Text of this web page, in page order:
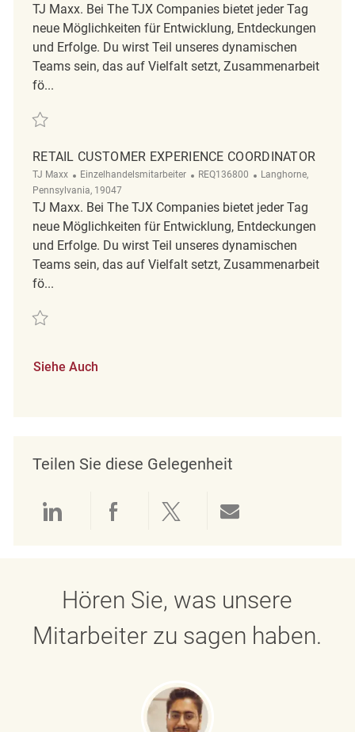
TJ Maxx. Bei The TJX Companies bietet jeder Tag
neue Möglichkeiten für Entwicklung, Entdeckungen
und Erfolge. Du wirst Teil unseres dynamischen
Teams sein, das auf Vielfalt setzt, Zusammenarbeit
fö...
Retten Retail Customer Experience Coordinator REQ136936
RETAIL CUSTOMER EXPERIENCE COORDINATOR
TJ Maxx Kategorie
Einzelhandelsmitarbeiter ReqId
REQ136800 Ort
Langhorne,
Pennsylvania, 19047
TJ Maxx. Bei The TJX Companies bietet jeder Tag
neue Möglichkeiten für Entwicklung, Entdeckungen
und Erfolge. Du wirst Teil unseres dynamischen
Teams sein, das auf Vielfalt setzt, Zusammenarbeit
fö...
Retten Retail Customer Experience Coordinator REQ136800
Siehe Auch
Teilen Sie diese Gelegenheit
Über LinkedIn teilen
Über Facebook teilen
Über Twitter teilen
Hören Sie, was unsere
Mitarbeiter zu sagen haben.